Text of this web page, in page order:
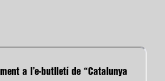
a l’e-butlletí de “Catalunya